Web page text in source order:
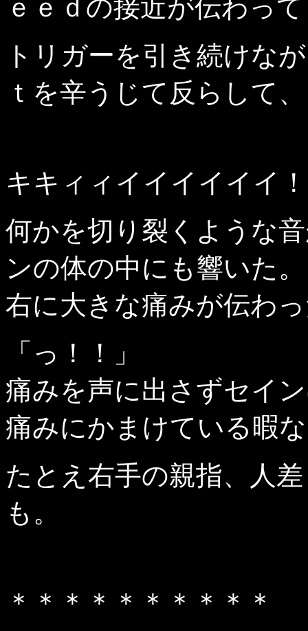
ｅｅｄの接近が伝わっ
トリガーを引き続けな
ｔを辛うじて反らして
キキィィイイイイイイ
何かを切り裂くような
ンの体の中にも響いた。
右に大きな痛みが伝わ
「っ！！」
痛みを声に出さずセイ
痛みにかまけている暇
たとえ右手の親指、人
も。
＊＊＊＊＊＊＊＊＊＊